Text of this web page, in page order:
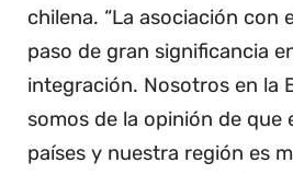
chilena. “La asociación con
paso de gran significancia
integración. Nosotros en la
somos de la opinión de que
países y nuestra región es